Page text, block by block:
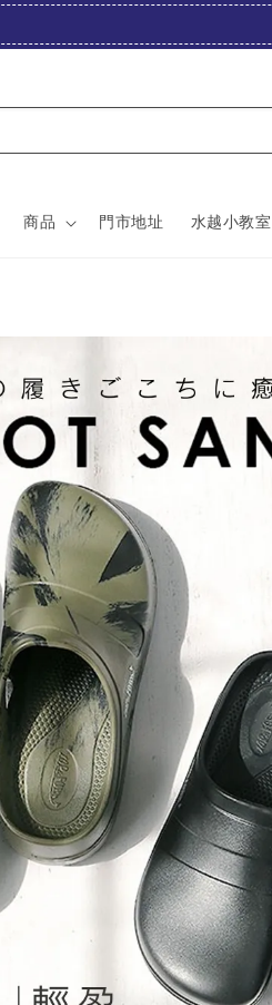
商品 門市地址 水越小教室